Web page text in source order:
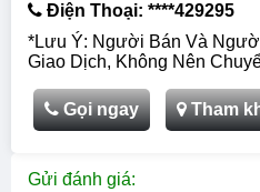
Điện Thoại: ****429295
*Lưu Ý: Người Bán Và
Giao Dịch, Không Nên
Gọi ngay Tham
Gửi đánh giá: